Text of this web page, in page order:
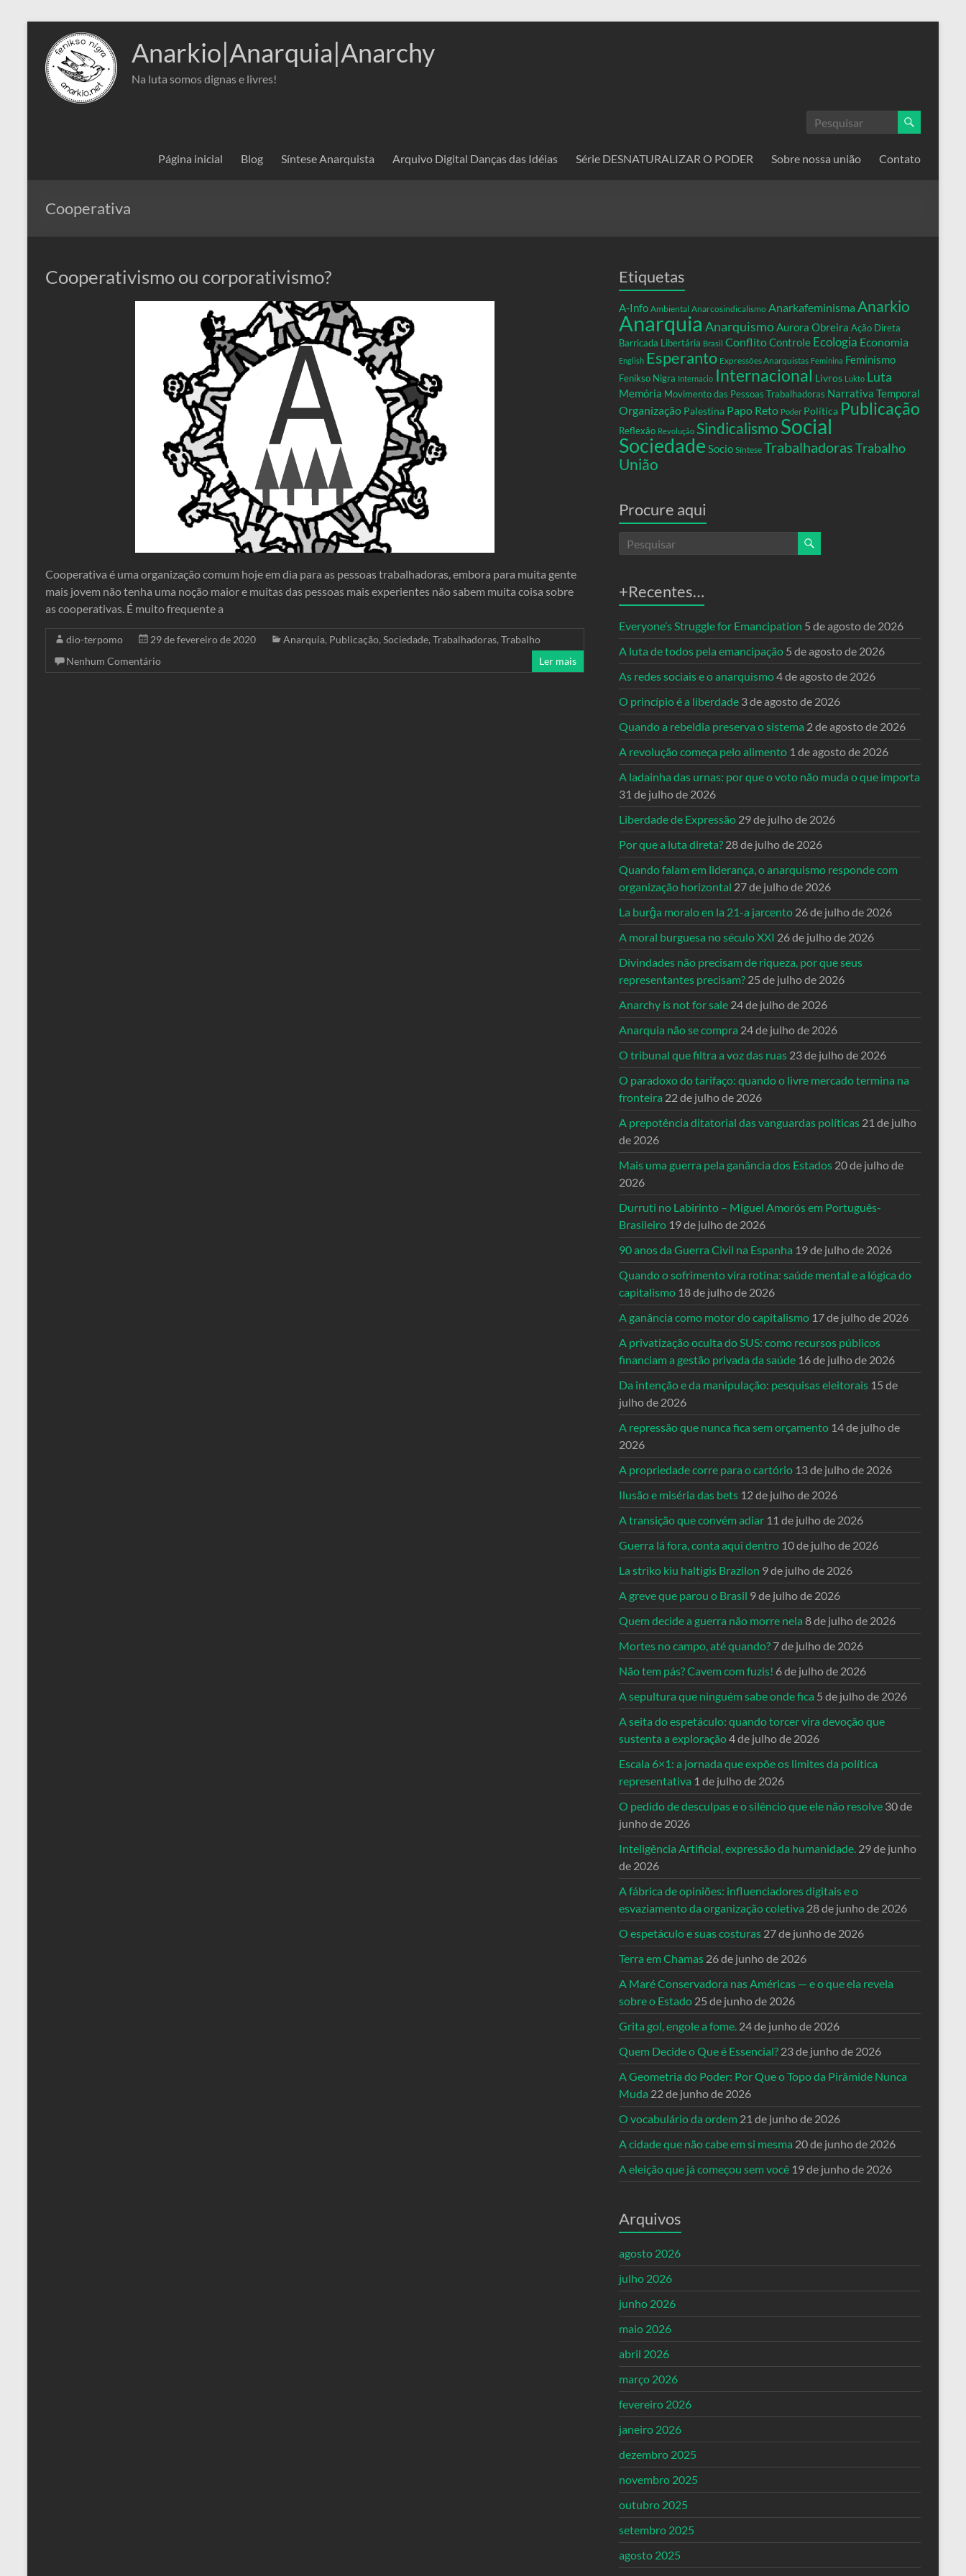
conteúdo
Anarkio|Anarquia|Anarchy
Na luta somos dignas e livres!
Página inicial Blog Síntese Anarquista Arquivo Digital Danças das Idéias Série DESNATURALIZAR O PODER Sobre nossa união Contato
Cooperativa
Cooperativismo ou corporativismo?
Cooperativa é uma organização comum hoje em dia para as pessoas trabalhadoras, embora para muita gente
mais jovem não tenha uma noção maior e muitas das pessoas mais experientes não sabem muita coisa sobre
as cooperativas. É muito frequente a
dio-terpomo 29 de fevereiro de 2020 Anarquia, Publicação, Sociedade, Trabalhadoras, Trabalho
Nenhum Comentário
Ler mais
Etiquetas
A-Info Ambiental Anarcosindicalismo Anarkafeminisma Anarkio
Anarquia AnarquismoAurora Obreira Ação Direta
Barricada Libertária Brasil ConflitoControle Ecologia Economia
English Esperanto Expressões Anarquistas Feminina Feminismo
Fenikso Nigra Internacio Internacional Livros Lukto Luta
Memória Movimento das Pessoas Trabalhadoras Narrativa Temporal
Organização Palestina Papo Reto Poder Política Publicação
Reflexão Revolução Sindicalismo Social
Sociedade Socio Síntese TrabalhadorasTrabalho
União
Procure aqui
+Recentes…
Everyone’s Struggle for Emancipation 5 de agosto de 2026
A luta de todos pela emancipação 5 de agosto de 2026
As redes sociais e o anarquismo4 de agosto de 2026
O princípio é a liberdade 3 de agosto de 2026
Quando a rebeldia preserva o sistema 2 de agosto de 2026
A revolução começa pelo alimento 1 de agosto de 2026
A ladainha das urnas: por que o voto não muda o que importa
31 de julho de 2026
Liberdade de Expressão 29 de julho de 2026
Por que a luta direta? 28 de julho de 2026
Quando falam em liderança, o anarquismo responde com
organização horizontal 27 de julho de 2026
La burĝa moralo en la 21-a jarcento 26 de julho de 2026
A moral burguesa no século XXI 26 de julho de 2026
Divindades não precisam de riqueza, por que seus
representantes precisam? 25 de julho de 2026
Anarchy is not for sale 24 de julho de 2026
Anarquia não se compra 24 de julho de 2026
O tribunal que filtra a voz das ruas 23 de julho de 2026
O paradoxo do tarifaço: quando o livre mercado termina na
fronteira 22 de julho de 2026
A prepotência ditatorial das vanguardas políticas 21 de julho
de 2026
Mais uma guerra pela ganância dos Estados 20 de julho de
2026
Durruti no Labirinto – Miguel Amorós em Português-
Brasileiro 19 de julho de 2026
90 anos da Guerra Civil na Espanha 19 de julho de 2026
Quando o sofrimento vira rotina: saúde mental e a lógica do
capitalismo 18 de julho de 2026
A ganância como motor do capitalismo 17 de julho de 2026
A privatização oculta do SUS: como recursos públicos
financiam a gestão privada da saúde 16 de julho de 2026
Da intenção e da manipulação: pesquisas eleitorais 15 de
julho de 2026
A repressão que nunca fica sem orçamento 14 de julho de
2026
A propriedade corre para o cartório 13 de julho de 2026
Ilusão e miséria das bets 12 de julho de 2026
A transição que convém adiar 11 de julho de 2026
Guerra lá fora, conta aqui dentro 10 de julho de 2026
La striko kiu haltigis Brazilon 9 de julho de 2026
A greve que parou o Brasil 9 de julho de 2026
Quem decide a guerra não morre nela 8 de julho de 2026
Mortes no campo, até quando? 7 de julho de 2026
Não tem pás? Cavem com fuzis! 6 de julho de 2026
A sepultura que ninguém sabe onde fica 5 de julho de 2026
A seita do espetáculo: quando torcer vira devoção que
sustenta a exploração4 de julho de 2026
Escala 6×1: a jornada que expõe os limites da política
representativa 1 de julho de 2026
O pedido de desculpas e o silêncio que ele não resolve 30 de
junho de 2026
Inteligência Artificial, expressão da humanidade. 29 de junho
de 2026
A fábrica de opiniões: influenciadores digitais e o
esvaziamento da organização coletiva 28 de junho de 2026
O espetáculo e suas costuras 27 de junho de 2026
Terra em Chamas 26 de junho de 2026
A Maré Conservadora nas Américas — e o que ela revela
sobre o Estado 25 de junho de 2026
Grita gol, engole a fome. 24 de junho de 2026
Quem Decide o Que é Essencial? 23 de junho de 2026
A Geometria do Poder: Por Que o Topo da Pirâmide Nunca
Muda 22 de junho de 2026
O vocabulário da ordem 21 de junho de 2026
A cidade que não cabe em si mesma 20 de junho de 2026
A eleição que já começou sem você 19 de junho de 2026
Arquivos
agosto 2026
julho 2026
junho 2026
maio 2026
abril 2026
março 2026
fevereiro 2026
janeiro 2026
dezembro 2025
novembro 2025
outubro 2025
setembro 2025
agosto 2025